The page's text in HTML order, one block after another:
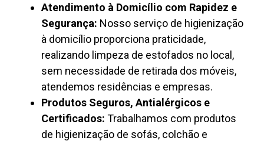
Atendimento à Domicílio com Rapidez e
Segurança: Nosso serviço de higienização
à domicílio proporciona praticidade,
realizando limpeza de estofados no local,
sem necessidade de retirada dos móveis,
atendemos residências e empresas.
Produtos Seguros, Antialérgicos e
Certificados: Trabalhamos com produtos
de higienização de sofás, colchão e